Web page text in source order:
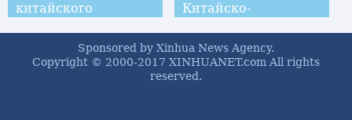
китайского
Китайско-
через Большой и
Малый Хинган --
Sponsored by Xinhua News Agency.
Copyright © 2000-2017 XINHUANET.com All rights
reserved.